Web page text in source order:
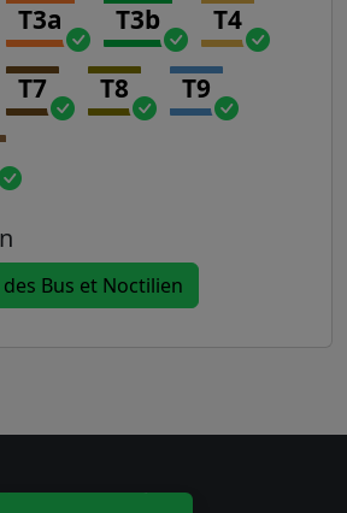
T3a T3b T4
T7 T8 T9
Bus et Noctilien